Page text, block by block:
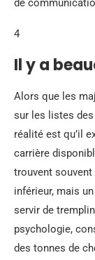
de
4
Il y a
Alors que les
sur les listes
réalité est qu’il
carrière
trouvent souvent
inférieur, mais
servir de
psychologie,
des tonnes de